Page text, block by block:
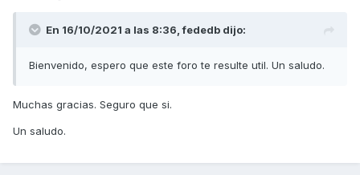
En 16/10/2021 a las 8:36,fededb dijo:
Bienvenido, espero que este foro te resulte util. Un saludo.
Muchas gracias. Seguro que si.
Un saludo.